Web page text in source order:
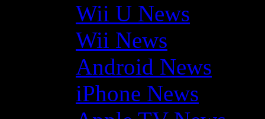
Wii U News
Wii News
Android News
iPhone News